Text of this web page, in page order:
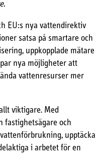
EU:s nya vattendirektiv
satsa på smartare och
uppkopplade mätare
nya möjligheter att
vattenresurser mer
viktigare. Med
fastighetsägare och
upptäcka
i arbetet för en